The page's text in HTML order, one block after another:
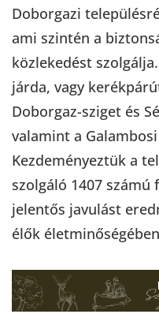
Doborgazi
ami szintén a
közlekedést
járda, vagy
Doborgaz-sziget és
valamint a
Kezdeményeztük a
szolgáló 1407
jelentős javulást
élők